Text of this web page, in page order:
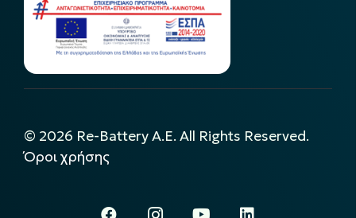
© 2026 Re-Battery A.E. All Rights Reserved.
Όροι χρήσης